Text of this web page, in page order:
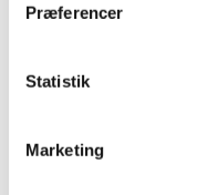
Præferencer
Statistik
Marketing
december (14)
oktober (13)